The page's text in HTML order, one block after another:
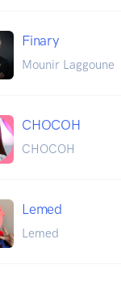
Finary
Mounir Laggoune
CHOCOH
CHOCOH
Lemed
Lemed